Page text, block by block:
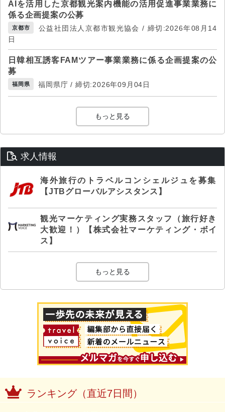
AIを活用した京都観光案内機能の活用促進事業業務に
係る企画提案の公募
京都市
公益社団法人京都市観光協会 / 締切:2026年08月14
日
日韓相互誘客FAMツアー事業業務に係る企画提案の公
募
福岡県 福岡県庁 / 締切:2026年09月04日
もっと見る
求人情報
海外旅行のトラベルコンシェルジュを募集
【JTBグローバルアシスタンス】
観光マーケティング実務スタッフ（旅行好き
大歓迎！）【株式会社マーケティング・ボイ
ス】
もっと見る
ランキング（直近7日間）